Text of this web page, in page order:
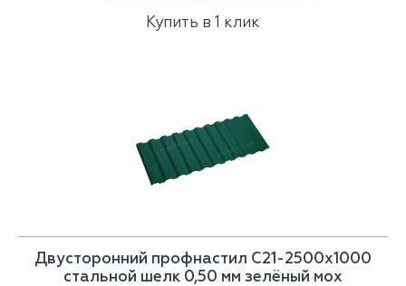
Купить в 1 клик
Двусторонний профнастил С21-2500х1000
стальной шелк 0,50 мм зелёный мох